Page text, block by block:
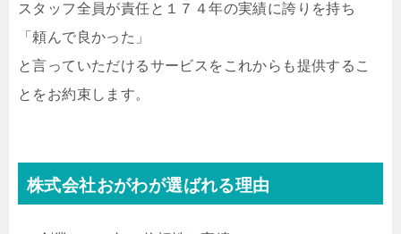
スタッフ全員が責任と１７４年の実績に誇りを持ち
「頼んで良かった」
と言っていただけるサービスをこれからも提供するこ
とをお約束します。
株式会社おがわが選ばれる理由